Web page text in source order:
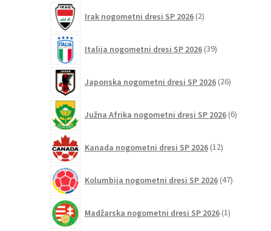
Irak nogometni dresi SP 2026 2izdelka
Italija nogometni dresi SP 2026 39izdelkov
Japonska nogometni dresi SP 2026 26izdelkov
Južna Afrika nogometni dresi SP 2026 6izdelkov
Kanada nogometni dresi SP 2026 12izdelkov
Kolumbija nogometni dresi SP 2026 47izdelkov
Madžarska nogometni dresi SP 2026 1izdelek